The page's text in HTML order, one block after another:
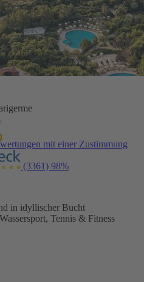
mit einer Zustimmung
(3361) 98%
in idyllischer Bucht
Tennis & Fitness